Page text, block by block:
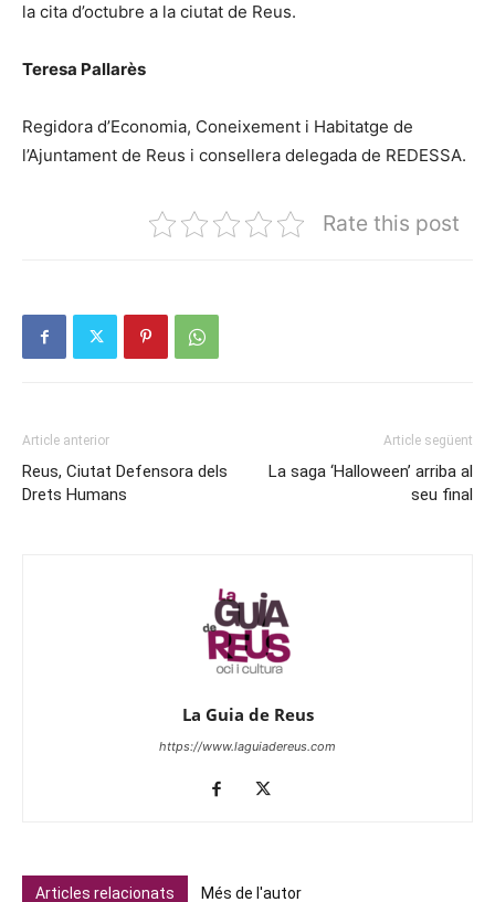
la cita d’octubre a la ciutat de Reus.
Teresa Pallarès
Regidora d’Economia, Coneixement i Habitatge de
l’Ajuntament de Reus i consellera delegada de REDESSA.
Rate this post
Article anterior
Reus, Ciutat Defensora dels
Drets Humans
Article següent
La saga ‘Halloween’ arriba al
seu final
La Guia de Reus
https://www.laguiadereus.com
Articles relacionats Més de l'autor